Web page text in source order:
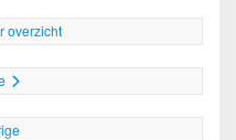
overzicht